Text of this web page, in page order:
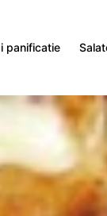
panificatie